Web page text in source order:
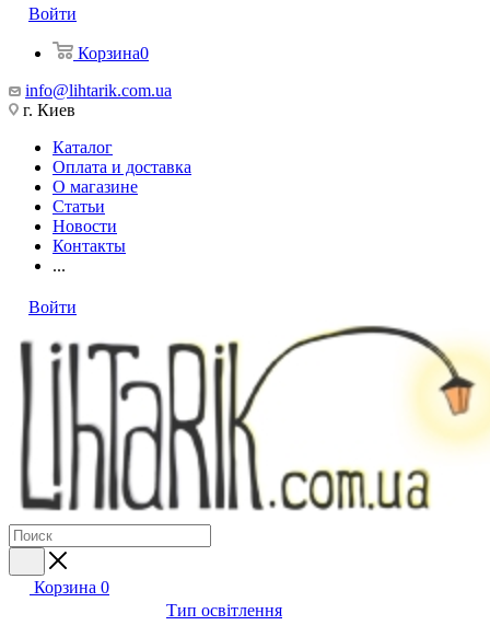
Войти
Корзина0
info@lihtarik.com.ua
г. Киев
Каталог
Оплата и доставка
О магазине
Статьи
Новости
Контакты
...
Войти
Корзина 0
Тип освітлення